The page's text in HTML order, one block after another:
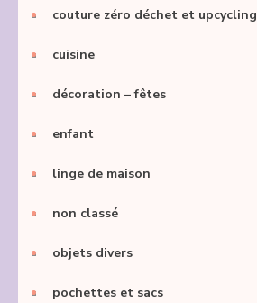
couture zéro déchet et upcycling
cuisine
décoration – fêtes
enfant
linge de maison
non classé
objets divers
pochettes et sacs